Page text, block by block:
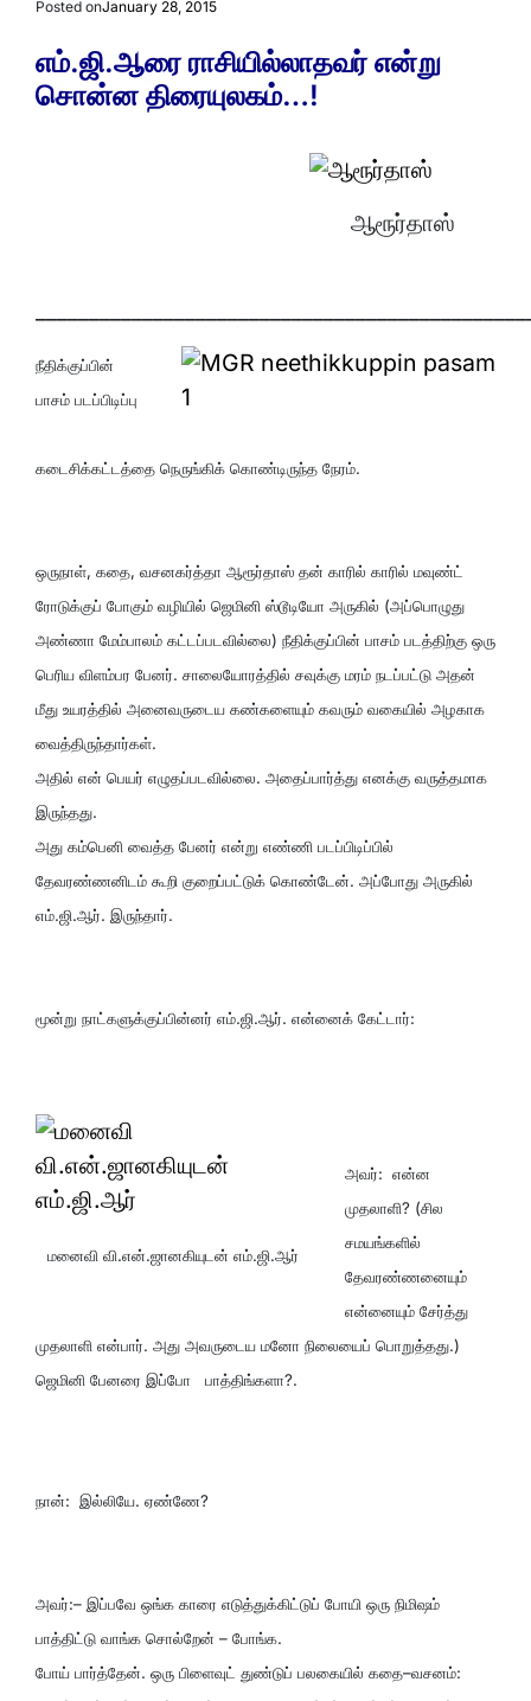
Posted onJanuary 28, 2015
எம்.ஜி.ஆரை ராசியில்லாதவர் என்று
சொன்ன திரையுலகம்…!
ஆரூர்தாஸ்
நீதிக்குப்பின்
பாசம் படப்பிடிப்பு
கடைசிக்கட்டத்தை நெருங்கிக் கொண்டிருந்த நேரம்.
ஒருநாள், கதை, வசனகர்த்தா ஆரூர்தாஸ் தன் காரில் காரில் மவுண்ட்
ரோடுக்குப் போகும் வழியில் ஜெமினி ஸ்டூடியோ அருகில் (அப்பொழுது
அண்ணா மேம்பாலம் கட்டப்படவில்லை) நீதிக்குப்பின் பாசம் படத்திற்கு ஒரு
பெரிய விளம்பர பேனர். சாலையோரத்தில் சவுக்கு மரம் நடப்பட்டு அதன்
மீது உயரத்தில் அனைவருடைய கண்களையும் கவரும் வகையில் அழகாக
வைத்திருந்தார்கள்.
அதில் என் பெயர் எழுதப்படவில்லை. அதைப்பார்த்து எனக்கு வருத்தமாக
இருந்தது.
அது கம்பெனி வைத்த பேனர் என்று எண்ணி படப்பிடிப்பில்
தேவரண்ணனிடம் கூறி குறைப்பட்டுக் கொண்டேன். அப்போது அருகில்
எம்.ஜி.ஆர். இருந்தார்.
மூன்று நாட்களுக்குப்பின்னர் எம்.ஜி.ஆர். என்னைக் கேட்டார்:
மனைவி வி.என்.ஜானகியுடன் எம்.ஜி.ஆர்
அவர்: என்ன
முதலாளி? (சில
சமயங்களில்
தேவரண்ணனையும்
என்னையும் சேர்த்து
முதலாளி என்பார். அது அவருடைய மனோ நிலையைப் பொறுத்தது.)
ஜெமினி பேனரை இப்போ பாத்திங்களா?.
நான்: இல்லியே. ஏண்ணே?
அவர்:– இப்பவே ஒங்க காரை எடுத்துக்கிட்டுப் போயி ஒரு நிமிஷம்
பாத்திட்டு வாங்க சொல்றேன் – போங்க.
போய் பார்த்தேன். ஒரு பிளைவுட் துண்டுப் பலகையில் கதை–வசனம்: